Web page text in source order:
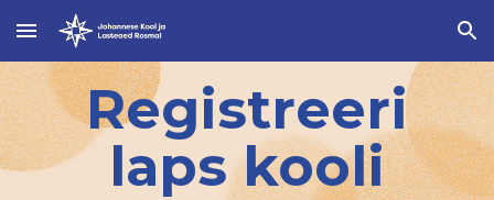
Skip to main content Skip to navigation
Registreeri
laps kooli